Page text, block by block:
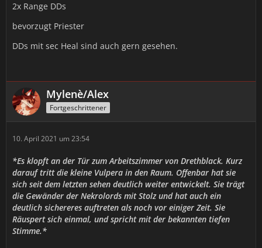
2x Range DDs
bevorzugt Priester
DDs mit sec Heal sind auch gern gesehen.
Mylenè/Alex
Fortgeschrittener
10. April 2021 um 23:54
*Es klopft an der Tür zum Arbeitszimmer von Drethblack. Kurz
darauf tritt die kleine Vulpera in den Raum. Offenbar hat sie
sich seit dem letzten sehen deutlich weiter entwickelt. Sie trägt
die Gewänder der Nekrolords mit Stolz und hat auch ein
deutlich sichereres auftreten als noch vor einiger Zeit. Sie
Räuspert sich einmal, und spricht mit der bekannten tiefen
Stimme.*